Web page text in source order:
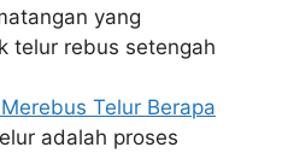
yang
telur rebus setengah
Telur Berapa
adalah proses